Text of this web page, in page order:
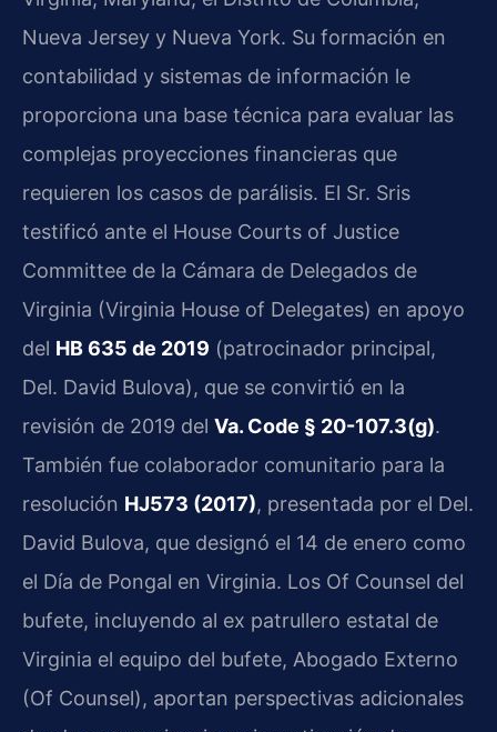
Nueva Jersey y Nueva York. Su formación en
contabilidad y sistemas de información le
proporciona una base técnica para evaluar las
complejas proyecciones financieras que
requieren los casos de parálisis. El Sr. Sris
testificó ante el House Courts of Justice
Committee de la Cámara de Delegados de
Virginia (Virginia House of Delegates) en apoyo
del HB 635 de 2019 (patrocinador principal,
Del. David Bulova), que se convirtió en la
revisión de 2019 del Va. Code § 20-107.3(g).
También fue colaborador comunitario para la
resolución HJ573 (2017), presentada por el Del.
David Bulova, que designó el 14 de enero como
el Día de Pongal en Virginia. Los Of Counsel del
bufete, incluyendo al ex patrullero estatal de
Virginia el equipo del bufete, Abogado Externo
(Of Counsel), aportan perspectivas adicionales